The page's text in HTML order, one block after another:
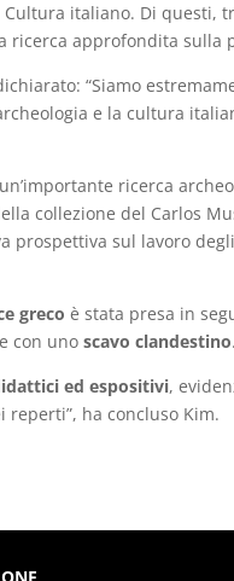
italiano. Di questi,
ricerca approfondita
“Siamo
e la cultura
ricerca
collezione del Carlos
prospettiva sul lavoro
greco è stata presa in
con unoscavo clandestino.
ed espositivi,
ha concluso Kim.